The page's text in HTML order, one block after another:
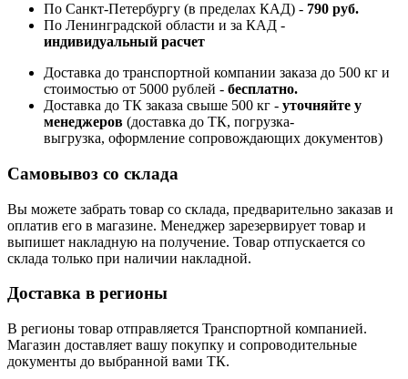
По Санкт-Петербургу (в пределах КАД) - 790 руб.
По Ленинградской области и за КАД -
индивидуальный расчет
Доставка до транспортной компании заказа до 500 кг и
стоимостью от 5000 рублей - бесплатно.
Доставка до ТК заказа свыше 500 кг - уточняйте у
менеджеров (доставка до ТК, погрузка-
выгрузка, оформление сопровождающих документов)
Самовывоз со склада
Вы можете забрать товар со склада, предварительно заказав и
оплатив его в магазине. Менеджер зарезервирует товар и
выпишет накладную на получение. Товар отпускается со
склада только при наличии накладной.
Доставка в регионы
В регионы товар отправляется Транспортной компанией.
Магазин доставляет вашу покупку и сопроводительные
документы до выбранной вами ТК.